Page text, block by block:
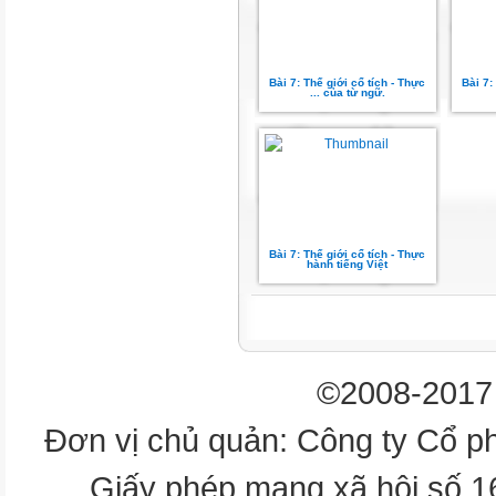
Hán Việt
(gia+A)
tiên
truyền
Bài 7: Thế giới cổ tích - Thực
... của từ ngữ.
Bài 7:
Bài 7: Thế giới cổ tích - Thực
hành tiếng Việt
©2008-
Đơn vị chủ quản: Công ty Cổ
Giấy phép mạng xã hội số